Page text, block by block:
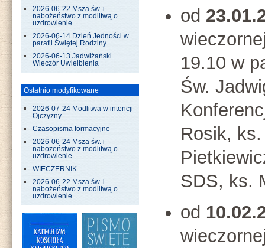
2026-06-22 Msza św. i
nabożeństwo z modlitwą o
uzdrowienie
2026-06-14 Dzień Jedności w
parafii Świętej Rodziny
2026-06-13 Jadwiżański
Wieczór Uwielbienia
Ostatnio modyfikowane
2026-07-24 Modlitwa w intencji
Ojczyzny
Czasopisma formacyjne
2026-06-24 Msza św. i
nabożeństwo z modlitwą o
uzdrowienie
WIECZERNIK
2026-06-22 Msza św. i
nabożeństwo z modlitwą o
uzdrowienie
od
19.10 w
Św.
Rosik,
SDS, ks.
od